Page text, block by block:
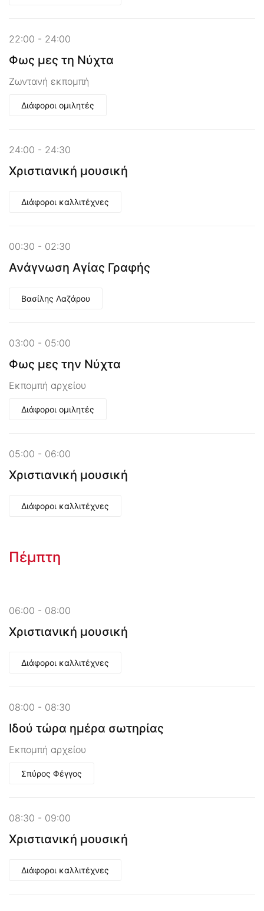
22:00 - 24:00
Φως μες τη Νύχτα
Ζωντανή εκπομπή
Διάφοροι ομιλητές
24:00 - 24:30
Χριστιανική μουσική
Διάφοροι καλλιτέχνες
00:30 - 02:30
Ανάγνωση Αγίας Γραφής
Βασίλης Λαζάρου
03:00 - 05:00
Φως μες την Νύχτα
Εκπομπή αρχείου
Διάφοροι ομιλητές
05:00 - 06:00
Χριστιανική μουσική
Διάφοροι καλλιτέχνες
Πέμπτη
06:00 - 08:00
Χριστιανική μουσική
Διάφοροι καλλιτέχνες
08:00 - 08:30
Ιδού τώρα ημέρα σωτηρίας
Εκπομπή αρχείου
Σπύρος Φέγγος
08:30 - 09:00
Χριστιανική μουσική
Διάφοροι καλλιτέχνες